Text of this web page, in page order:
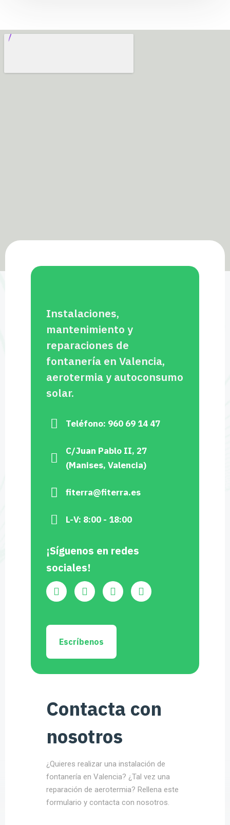
Instalaciones,
mantenimiento y
reparaciones de
fontanería en Valencia,
aerotermia y autoconsumo
solar.
Teléfono: 960 69 14 47
C/Juan Pablo II, 27
(Manises, Valencia)
fiterra@fiterra.es
L-V: 8:00 - 18:00
¡Síguenos en redes
sociales!
Escríbenos
Contacta con
nosotros
¿Quieres realizar una instalación de
fontanería en Valencia? ¿Tal vez una
reparación de aerotermia? Rellena este
formulario y contacta con nosotros.